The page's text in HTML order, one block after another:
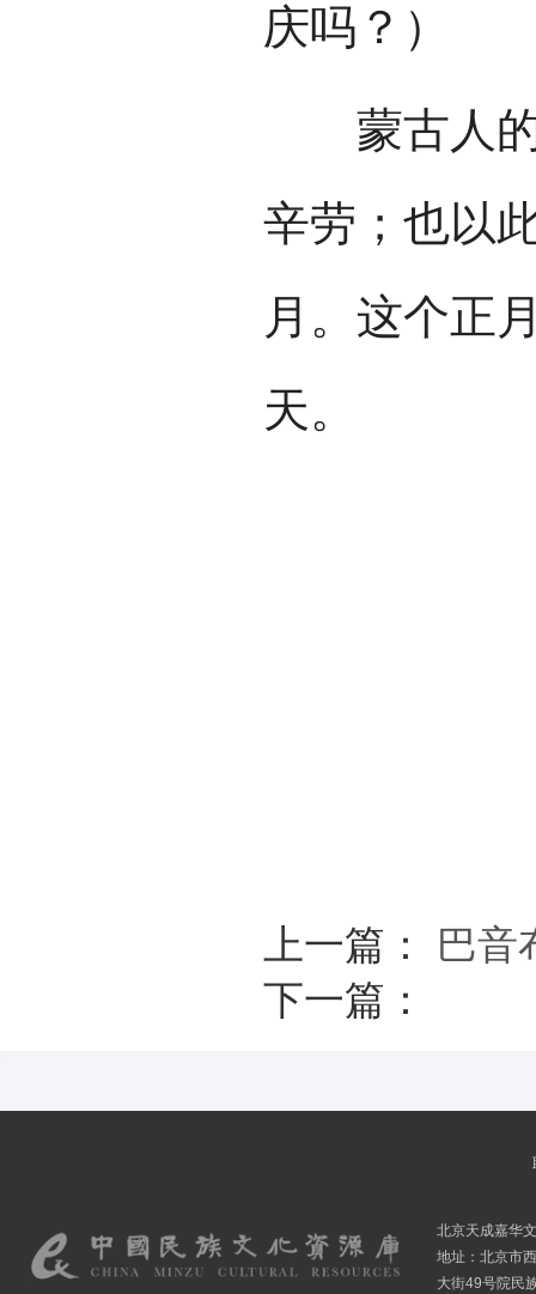
庆吗？）
蒙古人的
辛劳；也以
月。这个正
天。
上一篇： 巴音
下一篇：
北京天成嘉华
地址：北京市
大街49号院民